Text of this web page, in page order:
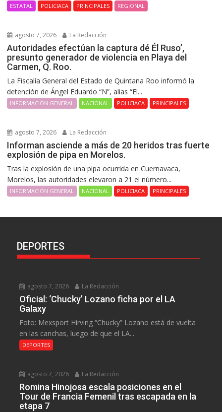
ESTATAL POLICIACA PRINCIPALES REGIONAL
agosto 7, 2026 La Redacción
Autoridades efectúan la captura dé Él Ruso’,
presunto generador de violencia en Playa del
Carmen, Q. Roo.
La Fiscalía General del Estado de Quintana Roo informó la
detención de Ángel Eduardo “N”, alias “El...
INFORMACIÓN GENERAL NACIONAL POLICIACA PRINCIPALES
agosto 7, 2026 La Redacción
Informan asciende a más de 20 heridos tras fuerte
explosión de pipa en Morelos.
Tras la explosión de una pipa ocurrida en Cuernavaca,
Morelos, las autoridades elevaron a 21 el número...
INFORMACIÓN GENERAL NACIONAL POLICIACA PRINCIPALES
DEPORTES
agosto 7, 2026 La Redacción
Oficial: ‘Chucky’ Lozano ficha por el LA
Galaxy
Foto: Mexsport Hirving “Chucky” Lozano está de vuelta
en las canchas, luego de que el LA...
DEPORTES
agosto 7, 2026 La Redacción
Romina Hinojosa escala posiciones en el
Tour de Francia Femenil tras escapada en la
etapa 7